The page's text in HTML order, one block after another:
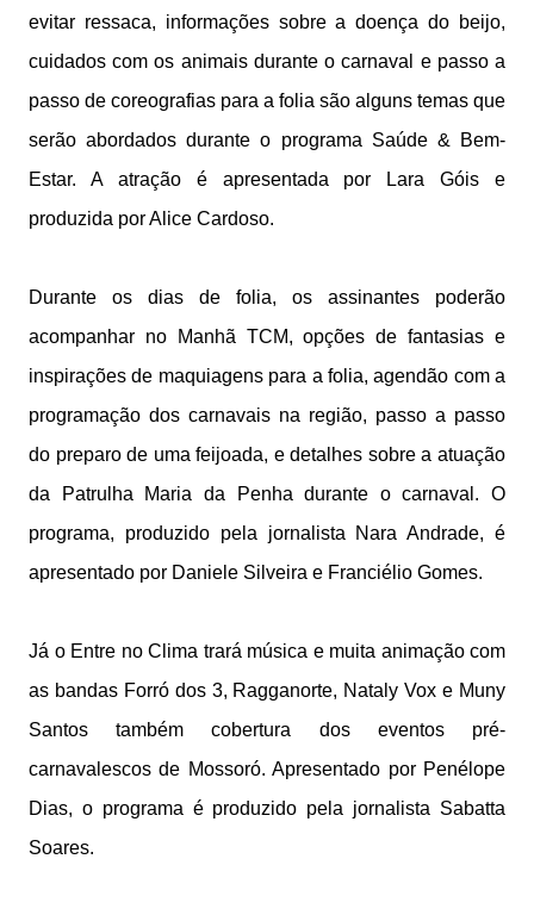
evitar ressaca, informações sobre a doença do beijo,
cuidados com os animais durante o carnaval e passo a
passo de coreografias para a folia são alguns temas que
serão abordados durante o programa Saúde & Bem-
Estar. A atração é apresentada por Lara Góis e
produzida por Alice Cardoso.
Durante os dias de folia, os assinantes poderão
acompanhar no Manhã TCM, opções de fantasias e
inspirações de maquiagens para a folia, agendão com a
programação dos carnavais na região, passo a passo
do preparo de uma feijoada, e detalhes sobre a atuação
da Patrulha Maria da Penha durante o carnaval. O
programa, produzido pela jornalista Nara Andrade, é
apresentado por Daniele Silveira e Franciélio Gomes.
Já o Entre no Clima trará música e muita animação com
as bandas Forró dos 3, Ragganorte, Nataly Vox e Muny
Santos também cobertura dos eventos pré-
carnavalescos de Mossoró. Apresentado por Penélope
Dias, o programa é produzido pela jornalista Sabatta
Soares.